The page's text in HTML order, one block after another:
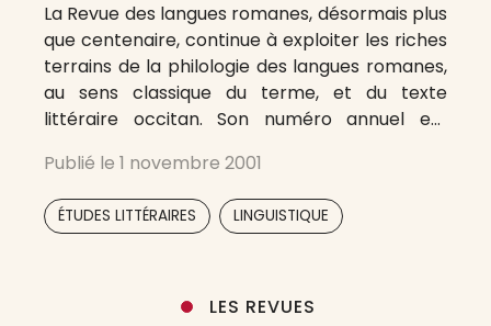
La Revue des langues romanes, désormais plus
que centenaire, continue à exploiter les riches
terrains de la philologie des langues romanes,
au sens classique du terme, et du texte
littéraire occitan. Son numéro annuel est
thème particulier qui peut concerner l’ancien
français, l’occitan de toutes les périodes ou
Publié le 1 novembre 2001
ÉTUDES LITTÉRAIRES LINGUISTIQUE
LES REVUES